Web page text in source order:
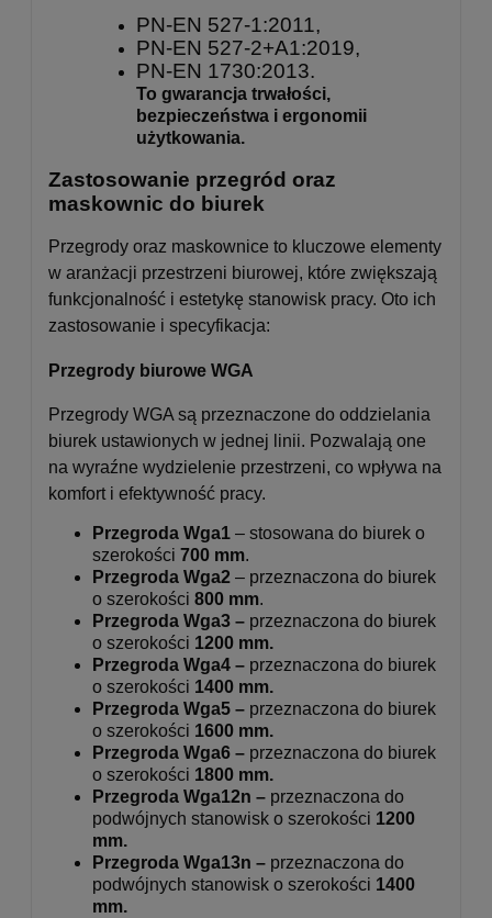
PN-EN 527-1:2011,
PN-EN 527-2+A1:2019,
PN-EN 1730:2013.
To gwarancja trwałości,
bezpieczeństwa i ergonomii
użytkowania.
Zastosowanie przegród oraz
maskownic do biurek
Przegrody oraz maskownice to kluczowe elementy
w aranżacji przestrzeni biurowej, które zwiększają
funkcjonalność i estetykę stanowisk pracy. Oto ich
zastosowanie i specyfikacja:
Przegrody biurowe WGA
Przegrody WGA są przeznaczone do oddzielania
biurek ustawionych w jednej linii. Pozwalają one
na wyraźne wydzielenie przestrzeni, co wpływa na
komfort i efektywność pracy.
Przegroda Wga1 – stosowana do biurek o
szerokości 700 mm.
Przegroda Wga2 – przeznaczona do biurek
o szerokości 800 mm.
Przegroda Wga3 – przeznaczona do biurek
o szerokości 1200 mm.
Przegroda Wga4 – przeznaczona do biurek
o szerokości 1400 mm.
Przegroda Wga5 – przeznaczona do biurek
o szerokości 1600 mm.
Przegroda Wga6 – przeznaczona do biurek
o szerokości 1800 mm.
Przegroda Wga12n – przeznaczona do
podwójnych stanowisk o szerokości 1200
mm.
Przegroda Wga13n – przeznaczona do
podwójnych stanowisk o szerokości 1400
mm.